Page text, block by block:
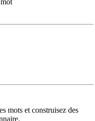
mots et construisez des